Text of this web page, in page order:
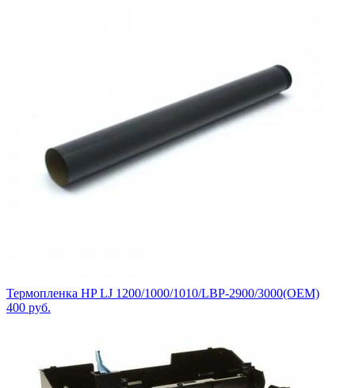
Термопленка HP LJ 1200/1000/1010/LBP-2900/3000(OEM)
400 руб.